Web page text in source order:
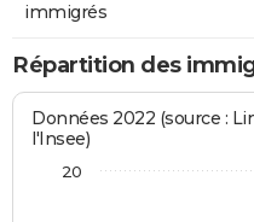
immigrés
Répartition des
Données 2022 (source :
l'Insee)
20